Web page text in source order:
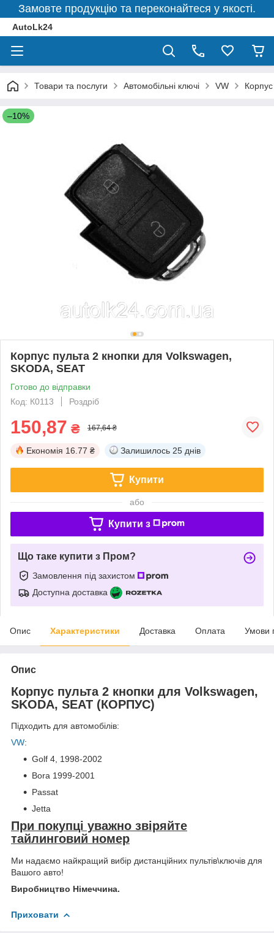
Замовте продукцію та переконайтеся у якості.
AutoLk24
Товари та послуги Автомобільні ключі VW
–10%
Корпус пульта 2 кнопки для Volkswagen,
SKODA, SEAT
Готово до відправки
Код: К0113
Роздріб
150,87 ₴ 167,64 ₴
Економія 16.77 ₴ Залишилось 25 днів
Купити
або
Купити з
Що таке купити з Пром?
Замовлення під захистом
Доступна доставка
Опис Характеристики Доставка Оплата Умови
Опис
Корпус пульта 2 кнопки для Volkswagen,
SKODA, SEAT (КОРПУС)
Підходить для автомобілів:
VW:
Golf 4, 1998-2002
Bora 1999-2001
Passat
Jetta
При покупці уважно звіряйте
тайлинговий номер
Ми надаємо найкращий вибір дистанційних пультів\ключів для
Вашого авто!
Виробництво Німеччина.
Приховати